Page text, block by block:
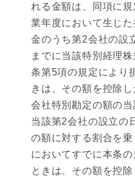
れる金額は、同項に
業年度において生じ
金のうち第2会社の設
までに当該特別経理
条第5項の規定により
きは、その額を控除
会社特別勘定の額の
当該第2会社の設立の
の額に対する割合を
においてすでに本条
ときは、その額を控除